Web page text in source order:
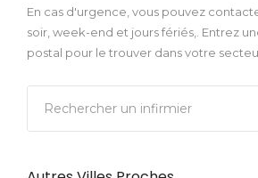
En cas d'urgence, vous pouvez
soir, week-end et jours fériés,. Entrez
postal pour le trouver dans votre